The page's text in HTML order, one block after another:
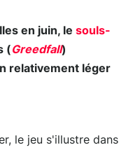
en juin, le souls-
(Greedfall)
relativement léger
le jeu s'illustre dans